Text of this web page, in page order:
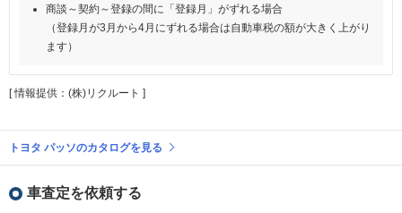
商談～契約～登録の間に「登録月」がずれる場合
（登録月が3月から4月にずれる場合は自動車税の額が大きく上がり
ます）
[ 情報提供：(株)リクルート ]
トヨタ パッソのカタログを見る
車査定を依頼する